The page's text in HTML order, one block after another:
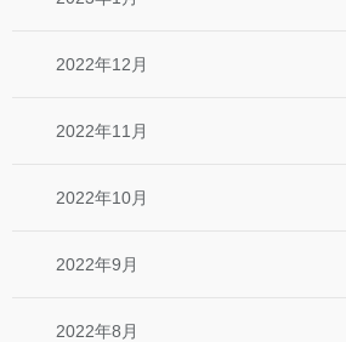
2022年12月
2022年11月
2022年10月
2022年9月
2022年8月